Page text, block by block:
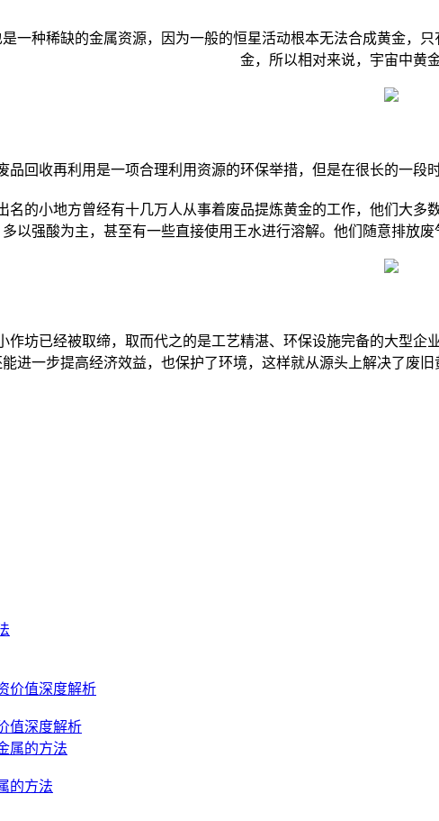
一种稀缺的金属资源，因为一般的恒星活动根本无法合成黄金，
金，所以相对来说，宇宙中黄
品回收再利用是一项合理利用资源的环保举措，但是在很长的一段
名的小地方曾经有十几万人从事着废品提炼黄金的工作，他们大
以强酸为主，甚至有一些直接使用王水进行溶解。他们随意排放
作坊已经被取缔，取而代之的是工艺精湛、环保设施完备的大型
进一步提高经济效益，也保护了环境，这样就从源头上解决了废
值深度解析
的方法